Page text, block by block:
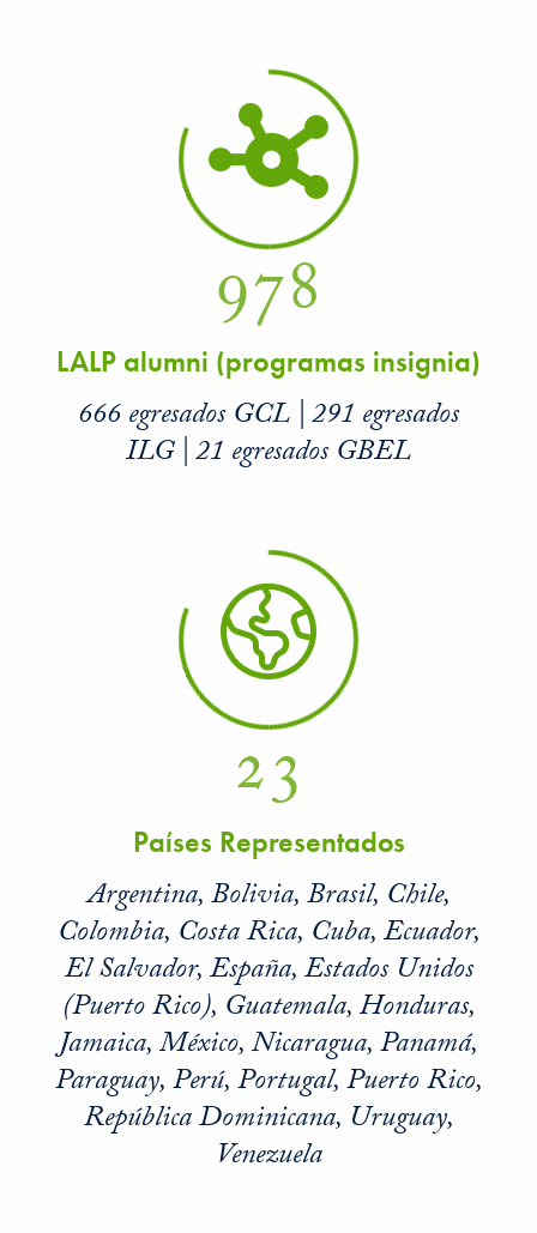
978
LALP alumni (programas insignia)
666 egresados GCL | 291 egresados
ILG | 21 egresados GBEL
23
Países Representados
Argentina, Bolivia, Brasil, Chile,
Colombia, Costa Rica, Cuba, Ecuador,
El Salvador, España, Estados Unidos
(Puerto Rico), Guatemala, Honduras,
Jamaica, México, Nicaragua, Panamá,
Paraguay, Perú, Portugal, Puerto Rico,
República Dominicana, Uruguay,
Venezuela